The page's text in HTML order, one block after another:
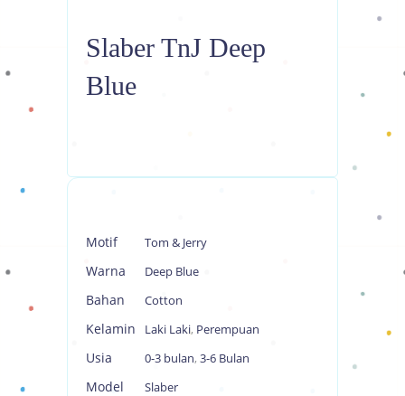
Slaber TnJ Deep
Blue
Motif Tom & Jerry
Warna Deep Blue
Bahan Cotton
Kelamin Laki Laki, Perempuan
Usia 0-3 bulan, 3-6 Bulan
Model Slaber